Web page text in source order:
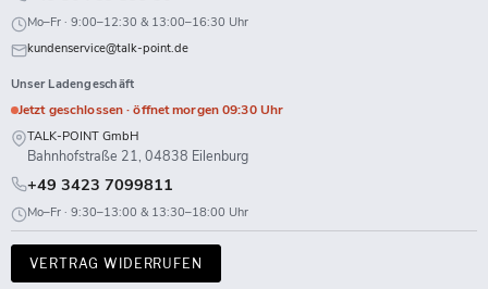
Mo–Fr · 9:00–12:30 & 13:00–16:30 Uhr
kundenservice@talk-point.de
Unser Ladengeschäft
Jetzt geschlossen · öffnet morgen 09:30 Uhr
TALK-POINT GmbH
Bahnhofstraße 21, 04838 Eilenburg
+49 3423 7099811
Mo–Fr · 9:30–13:00 & 13:30–18:00 Uhr
VERTRAG WIDERRUFEN